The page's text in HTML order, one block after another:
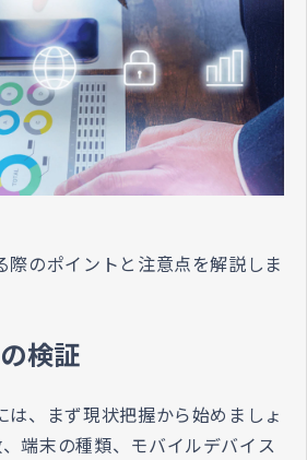
際のポイントと注意点を解説しま
検証
は、まず現状把握から始めましょ
端末の種類、モバイルデバイス